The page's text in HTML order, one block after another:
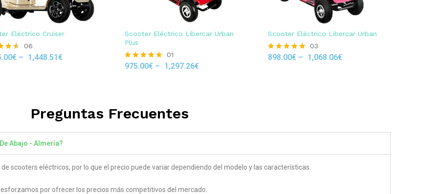
Eléctrico Cruiser
06
€– 1,448.51€
Scooter Eléctrico Libercar Urban
Plus
Rated
01
975.00€ – 1,297.26€
Scooter Eléctrico Libercar Urban
Rated
03
898.00€– 1,068.06€
Preguntas Frecuentes
Abajo - Almería?
scooters eléctricos, por lo que el precio puede variar dependiendo del modelo y las características.
por ofrecer los precios más competitivos del mercado.